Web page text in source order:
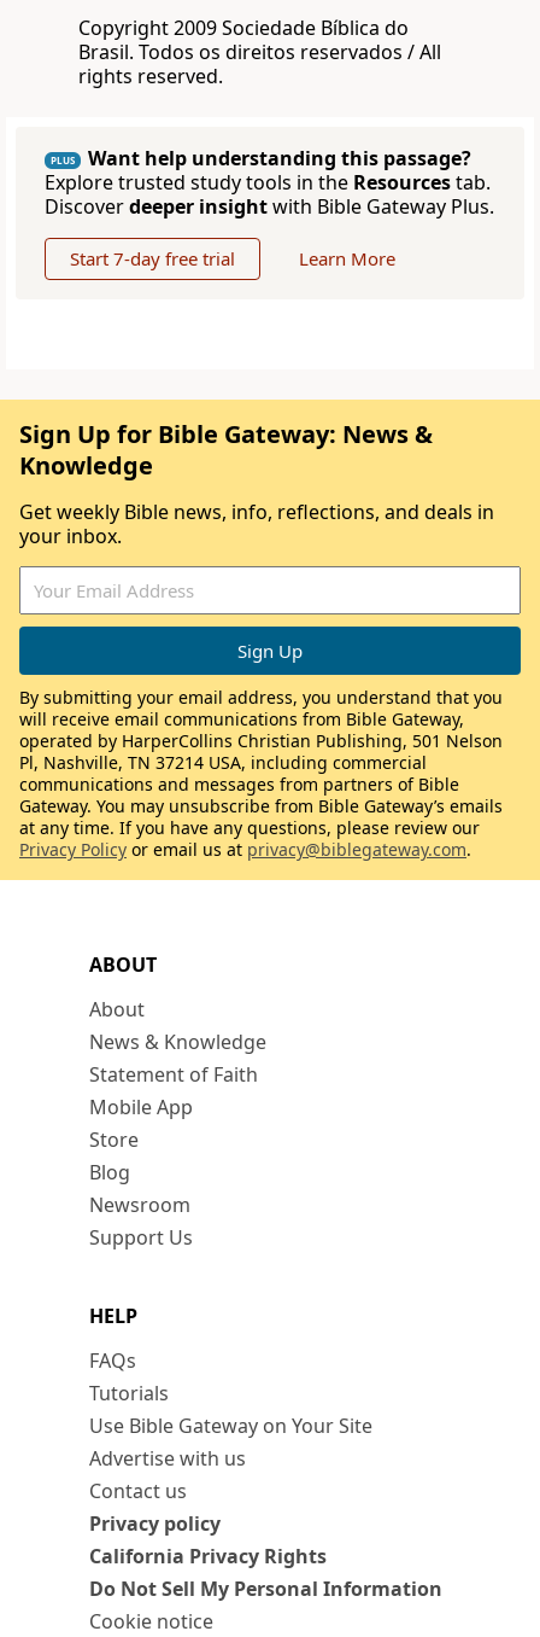
Copyright 2009 Sociedade Bíblica do
Brasil. Todos os direitos reservados / All
rights reserved.
PLUS
Want help understanding this passage?
Explore trusted study tools in the Resourcestab.
Discoverdeeper insightwith Bible Gateway Plus.
Start 7-day free trial Learn More
ABOUT
About
News & Knowledge
Statement of Faith
Mobile App
Store
Blog
Newsroom
Support Us
HELP
FAQs
Tutorials
Use Bible Gateway on Your Site
Advertise with us
Contact us
Privacy policy
California Privacy Rights
Do Not Sell My Personal Information
Cookie notice
Sign Up for Bible Gateway: News &
Knowledge
Get weekly Bible news, info, reflections, and deals in
your inbox.
By submitting your email address, you understand that you
will receive email communications from Bible Gateway,
operated by HarperCollins Christian Publishing, 501 Nelson
Pl, Nashville, TN 37214 USA, including commercial
communications and messages from partners of Bible
Gateway. You may unsubscribe from Bible Gateway’s emails
at any time. If you have any questions, please review our
Privacy Policy or email us at privacy@biblegateway.com.